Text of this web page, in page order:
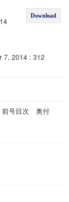
Download
7, 2014 : 312
前号目次 奥付